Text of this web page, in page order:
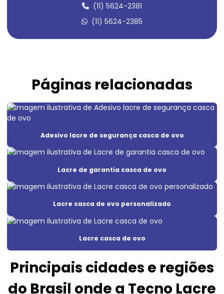
Adesivo lacre de segurança casca de ovo
Adesivo de segurança
Adesivo de segurança destrutível
Adesivo void branco
Adesivo void prata
Adesivos de segurança para máquinas
Etiqueta adesiva casca de ovo
Etiqueta adesiva void
Etiqueta casca de ovo personalizado
Etiqueta lacre casca de ovo
(11) 5624-2381
(11) 5624-2385
Páginas relacionadas
Adesivo lacre de segurança casca de ovo
Lacre de garantia casca de ovo
Lacre casca de ovo personalizado
Lacre casca de ovo
Principais cidades e regiões
do Brasil onde a Tecno Lacre